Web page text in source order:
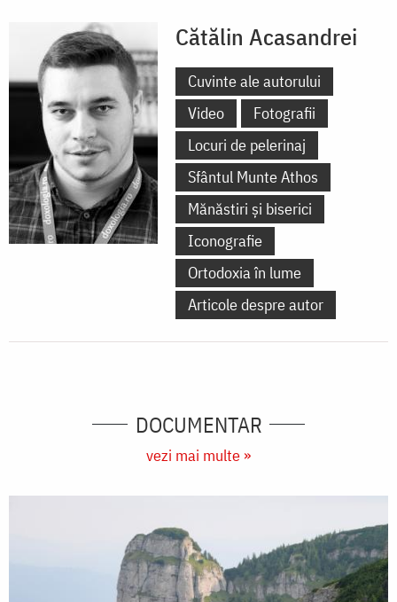
Cătălin Acasandrei
Cuvinte ale autorului
Video
Fotografii
Locuri de pelerinaj
Sfântul Munte Athos
Mănăstiri și biserici
Iconografie
Ortodoxia în lume
Articole despre autor
DOCUMENTAR
vezi mai multe »